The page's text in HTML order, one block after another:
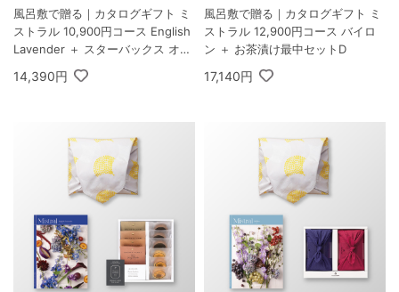
風呂敷で贈る｜カタログギフト ミ
ストラル 10,900円コース English
Lavender ＋ スターバックス オリ
ガミ パーソナルドリップ コーヒー
ギフトB
14,390円
風呂敷で贈る｜カタログギフト ミ
ストラル 12,900円コース バイロ
ン ＋ お茶漬け最中セットD
17,140円